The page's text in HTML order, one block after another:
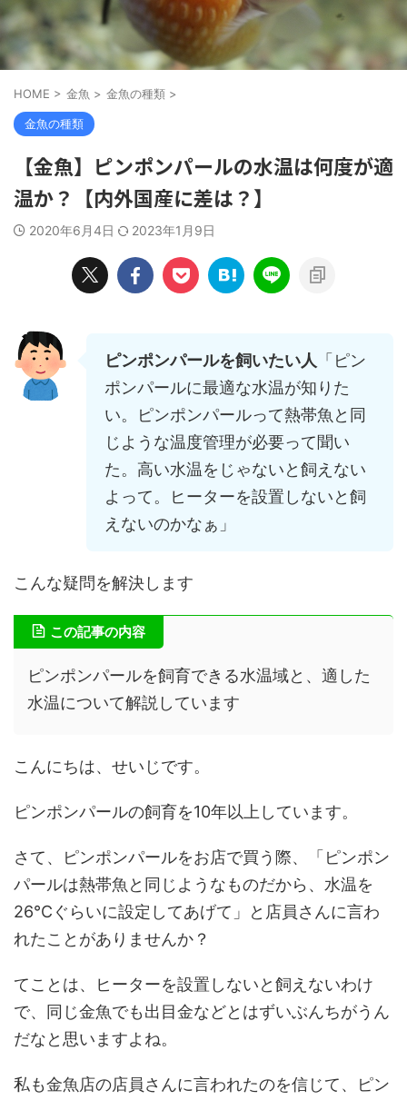
HOME > 金魚 > 金魚の種類 >
金魚の種類
【金魚】ピンポンパールの水温は何度が適
温か？【内外国産に差は？】
2020年6月4日 2023年1月9日
ピンポンパールを飼いたい人 「ピン
ポンパールに最適な水温が知りた
い。ピンポンパールって熱帯魚と同
じような温度管理が必要って聞い
た。高い水温をじゃないと飼えない
よって。ヒーターを設置しないと飼
えないのかなぁ」
こんな疑問を解決します
この記事の内容
ピンポンパールを飼育できる水温域と、適した
水温について解説しています
こんにちは、せいじです。
ピンポンパールの飼育を10年以上しています。
さて、ピンポンパールをお店で買う際、「ピンポン
パールは熱帯魚と同じようなものだから、水温を
26℃ぐらいに設定してあげて」と店員さんに言わ
れたことがありませんか？
てことは、ヒーターを設置しないと飼えないわけ
で、同じ金魚でも出目金などとはずいぶんちがうん
だなと思いますよね。
私も金魚店の店員さんに言われたのを信じて、ピン